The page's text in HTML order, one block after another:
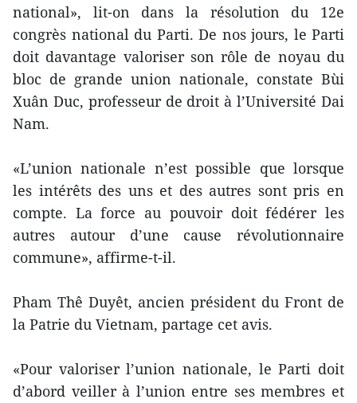
national», lit-on dans la résolution du 12e
congrès national du Parti. De nos jours, le Parti
doit davantage valoriser son rôle de noyau du
bloc de grande union nationale, constate Bùi
Xuân Duc, professeur de droit à l’Université Dai
Nam.
«L’union nationale n’est possible que lorsque
les intérêts des uns et des autres sont pris en
compte. La force au pouvoir doit fédérer les
autres autour d’une cause révolutionnaire
commune», affirme-t-il.
Pham Thê Duyêt, ancien président du Front de
la Patrie du Vietnam, partage cet avis.
«Pour valoriser l’union nationale, le Parti doit
d’abord veiller à l’union entre ses membres et